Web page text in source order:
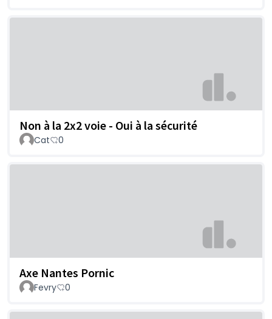
Non à la 2x2 voie - Oui à la sécurité
Cat 0
Axe Nantes Pornic
Fevry 0